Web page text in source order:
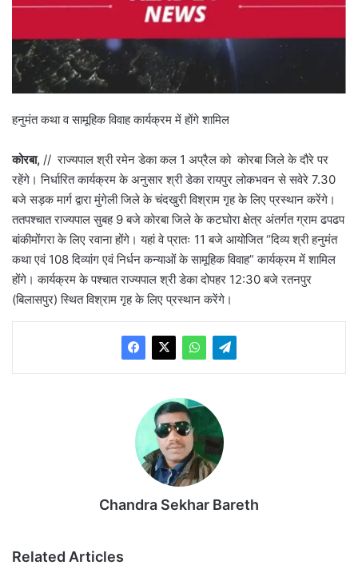
हनुमंत कथा व सामूहिक विवाह कार्यक्रम में होंगे शामिल
कोरबा, // राज्यपाल श्री रमेन डेका कल 1 अप्रैल को कोरबा जिले के दौरे पर
रहेंगे। निर्धारित कार्यक्रम के अनुसार श्री डेका रायपुर लोकभवन से सवेरे 7.30
बजे सड़क मार्ग द्वारा मुंगेली जिले के चंदखुरी विश्राम गृह के लिए प्रस्थान करेंगे।
ततपश्चात राज्यपाल सुबह 9 बजे कोरबा जिले के कटघोरा क्षेत्र अंतर्गत ग्राम ढपढप
बांकीमोंगरा के लिए रवाना होंगे। यहां वे प्रातः 11 बजे आयोजित “दिव्य श्री हनुमंत
कथा एवं 108 दिव्यांग एवं निर्धन कन्याओं के सामूहिक विवाह” कार्यक्रम में शामिल
होंगे। कार्यक्रम के पश्चात राज्यपाल श्री डेका दोपहर 12:30 बजे रतनपुर
(बिलासपुर) स्थित विश्राम गृह के लिए प्रस्थान करेंगे।
Chandra Sekhar Bareth
Related Articles